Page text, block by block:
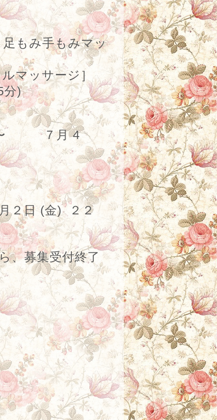
もみ手もみマッ
マッサージ］
分)
７月4
２日 (金) ２２
、募集受付終了